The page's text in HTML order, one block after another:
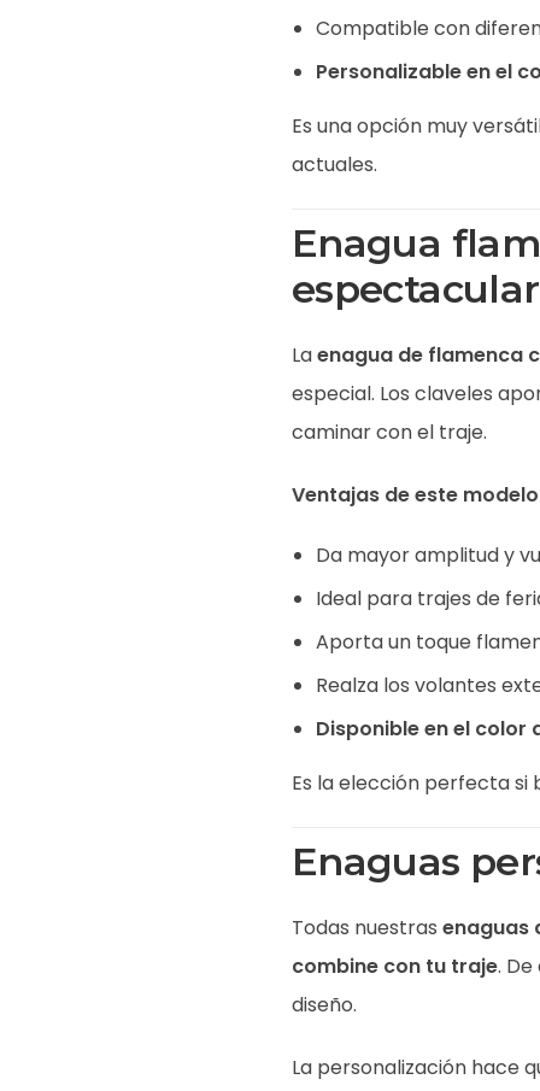
Compatible con
Personalizable en el
Es una opción muy
actuales.
Enagua
Laenagua de flamenca
especial. Los claveles
caminar con el traje.
Ventajas de este
Da mayor amplitud y
Ideal para trajes de
Aporta un toque
Realza los volantes
Disponible en el color
Es la elección perfecta si
Enaguas
Todas nuestras enaguas
combine con tu traje.
diseño.
La personalización hace